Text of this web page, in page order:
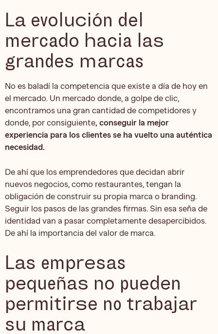
La evolución del
mercado hacia las
grandes marcas
No es baladí la competencia que existe a día de hoy en
el mercado. Un mercado donde, a golpe de clic,
encontramos una gran cantidad de competidores y
donde, por consiguiente, conseguir la mejor
experiencia para los clientes se ha vuelto una auténtica
necesidad.
De ahí que los emprendedores que decidan abrir
nuevos negocios, como restaurantes, tengan la
obligación de construir su propia marca o branding.
Seguir los pasos de las grandes firmas. Sin esa seña de
identidad van a pasar completamente desapercibidos.
De ahí la importancia del valor de marca.
Las empresas
pequeñas no pueden
permitirse no trabajar
su marca